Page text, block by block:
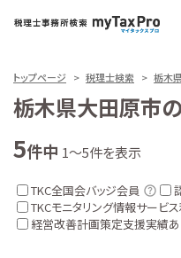
トップページ 税理士検索 栃木
栃木県大田原市
5件中 1～5件を表示
TKC全国会バッジ会員
TKCモニタリング情報サービ
経営改善計画策定支援実績あ